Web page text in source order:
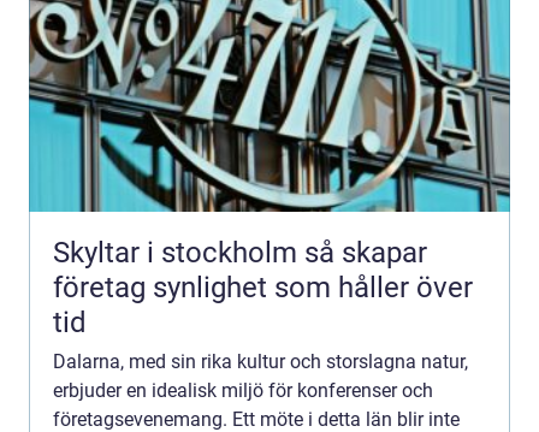
Skyltar i stockholm så skapar
företag synlighet som håller över
tid
Dalarna, med sin rika kultur och storslagna natur,
erbjuder en idealisk miljö för konferenser och
företagsevenemang. Ett möte i detta län blir inte